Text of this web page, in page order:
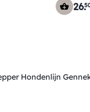
26.